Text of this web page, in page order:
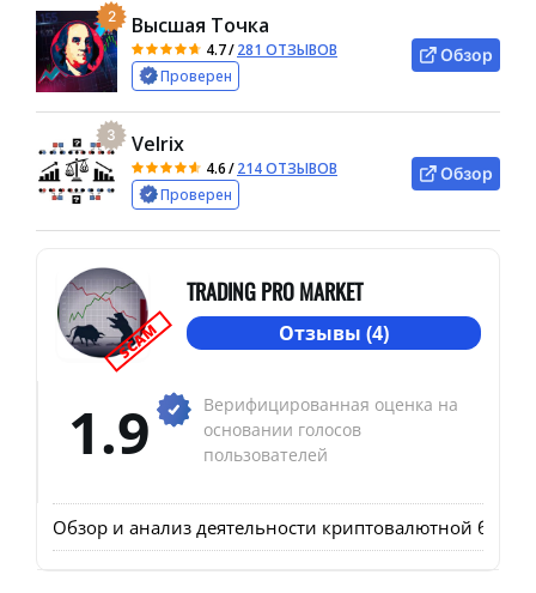
2 Высшая Точка
4.7/281 ОТЗЫВОВ
Проверен
Обзор
3 Velrix
4.6/214 ОТЗЫВОВ
Проверен
Обзор
SCAM
TRADING PRO MARKET
Отзывы (4)
1.9
Верифицированная оценка на
основании голосов
пользователей
Обзор и анализ деятельности криптовалютной